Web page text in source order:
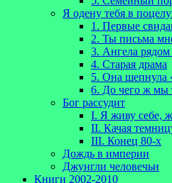
Я одену тебя в
1. Первые
2. Ты письма
3. Ангела рядом
4. Старая драма
5. Она шепнула
6. До чего ж мы
Бог рассудит
I. Я живу себе,
II. Качая
III. Конец 80-х
Дождь в империи
Джунгли человечьи
Книги 2002-2010